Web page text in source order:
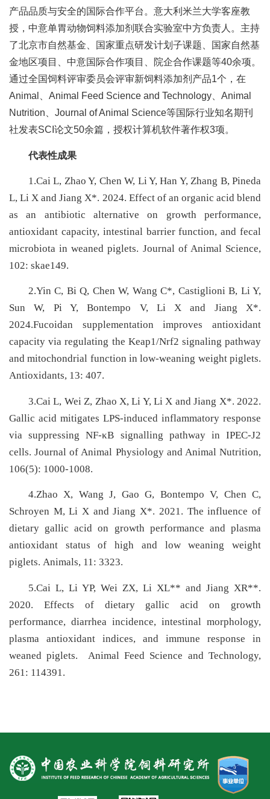
作
党
建
作
产品品质与安全的国际合作平台。意大利米兰大学客座教
授，中意单胃动物饲料添加剂联合实验室中方负责人。主持
了北京市自然基金、国家重点研发计划子课题、国家自然基
金地区项目、中意国际合作项目、院企合作课题等40余项。
通过全国饲料评审委员会评审新饲料添加剂产品1个，在
Animal、Animal Feed Science and Technology、Animal
Nutrition、Journal of Animal Science等国际行业知名期刊
社发表SCI论文50余篇，授权计算机软件著作权3项。
代表性成果
1.Cai L, Zhao Y, Chen W, Li Y, Han Y, Zhang B, Pineda
L, Li X and Jiang X*. 2024. Effect of an organic acid blend
as an antibiotic alternative on growth performance,
antioxidant capacity, intestinal barrier function, and fecal
microbiota in weaned piglets. Journal of Animal Science,
102: skae149.
2.Yin C, Bi Q, Chen W, Wang C*, Castiglioni B, Li Y,
Sun W, Pi Y, Bontempo V, Li X and Jiang X*.
2024.Fucoidan supplementation improves antioxidant
capacity via regulating the Keap1/Nrf2 signaling pathway
and mitochondrial function in low-weaning weight piglets.
Antioxidants, 13: 407.
3.Cai L, Wei Z, Zhao X, Li Y, Li X and Jiang X*. 2022.
Gallic acid mitigates LPS-induced inflammatory response
via suppressing NF-κB signalling pathway in IPEC-J2
cells. Journal of Animal Physiology and Animal Nutrition,
106(5): 1000-1008.
4.Zhao X, Wang J, Gao G, Bontempo V, Chen C,
Schroyen M, Li X and Jiang X*. 2021. The influence of
dietary gallic acid on growth performance and plasma
antioxidant status of high and low weaning weight
piglets. Animals, 11: 3323.
5.Cai L, Li YP, Wei ZX, Li XL** and Jiang XR**.
2020. Effects of dietary gallic acid on growth
performance, diarrhea incidence, intestinal morphology,
plasma antioxidant indices, and immune response in
weaned piglets. Animal Feed Science and Technology,
261: 114391.